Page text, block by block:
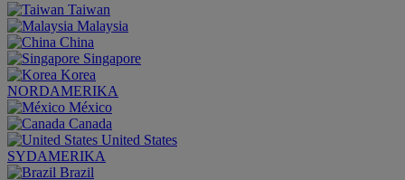
Taiwan
Malaysia
China
Singapore
Korea
NORDAMERIKA
México
Canada
United States
SYDAMERIKA
Brazil